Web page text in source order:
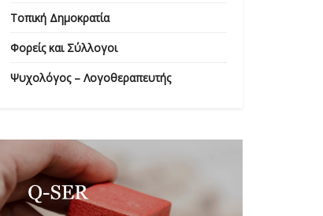
Τοπική Δημοκρατία
Φορείς και Σύλλογοι
Ψυχολόγος – Λογοθεραπευτής